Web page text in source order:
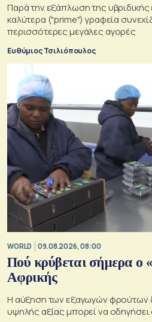
Παρά την εξάπλωση της υβριδικής
καλύτερα ("prime") γραφεία
περισσότερες μεγάλες αγορές
Ευθύμιος Τσιλιόπουλος
WORLD 09.08.2026, 08:00
Πού κρύβεται σήμερα ο
Αφρικής
Η αύξηση των εξαγωγών φρούτων
υψηλής αξίας μπορεί να οδηγήσει